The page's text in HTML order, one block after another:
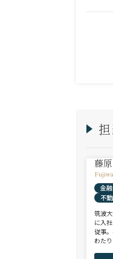
藤
金
不
筑波
に入
従事
わた